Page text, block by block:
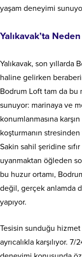
yaşam deneyimi
Yalıkavak’ta
Yalıkavak, son yıllarda
haline gelirken
Bodrum Loft tam da
sunuyor: marinaya ve
konumlanmasına
koşturmanın
Sakin sahil şeridine
uyanmaktan öğleden
bu huzur ortamı,
değil, gerçek anlamda
yapıyor.
Tesisin sunduğu
ayrıcalıkla karşılıyor.